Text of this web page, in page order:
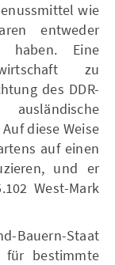
wie
entweder
Eine
zu
des DDR-
diese Weise
auf einen
und er
West-Mark
Bauern-Staat
für bestimmte